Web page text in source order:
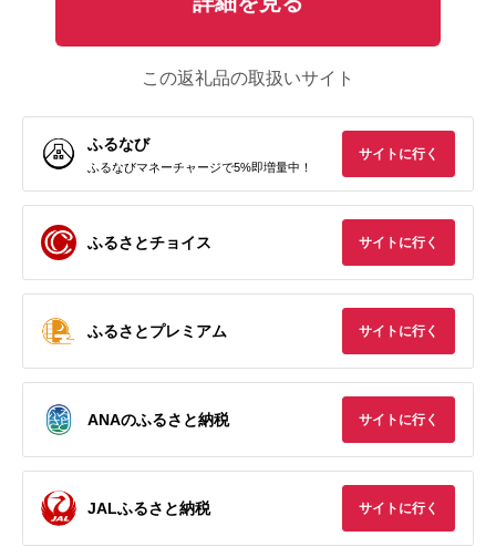
この返礼品の取扱いサイト
ふるなび
ふるなびマネーチャージで5%即増量中！
サイトに行く
ふるさとチョイス サイトに行く
ふるさとプレミアム サイトに行く
ANAのふるさと納税 サイトに行く
JALふるさと納税 サイトに行く